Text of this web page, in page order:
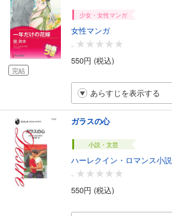
完結
少女・女性マンガ
女性マンガ
-
550円 (税込)
あらすじを表示する
ガラスの心
小説・文芸
ハーレクイン・ロマンス小説
-
550円 (税込)